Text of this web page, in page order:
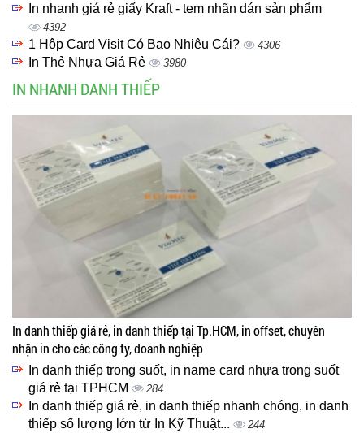
In nhanh giá rẻ giấy Kraft - tem nhãn dán sản phẩm
4392
1 Hộp Card Visit Có Bao Nhiêu Cái? 4306
In Thẻ Nhựa Giá Rẻ 3980
IN NHANH DANH THIẾP
In danh thiếp giá rẻ, in danh thiếp tại Tp.HCM, in offset, chuyên
nhận in cho các công ty, doanh nghiệp
In danh thiếp trong suốt, in name card nhựa trong suốt
giá rẻ tại TPHCM
284
In danh thiếp giá rẻ, in danh thiếp nhanh chóng, in danh
thiếp số lượng lớn từ In Kỹ Thuật...
244